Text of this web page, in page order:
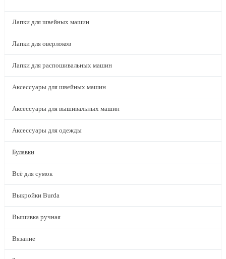
Лапки для швейных машин
Лапки для оверлоков
Лапки для распошивальных машин
Аксессуары для швейных машин
Аксессуары для вышивальных машин
Аксессуары для одежды
Булавки
Всё для сумок
Выкройки Burda
Вышивка ручная
Вязание